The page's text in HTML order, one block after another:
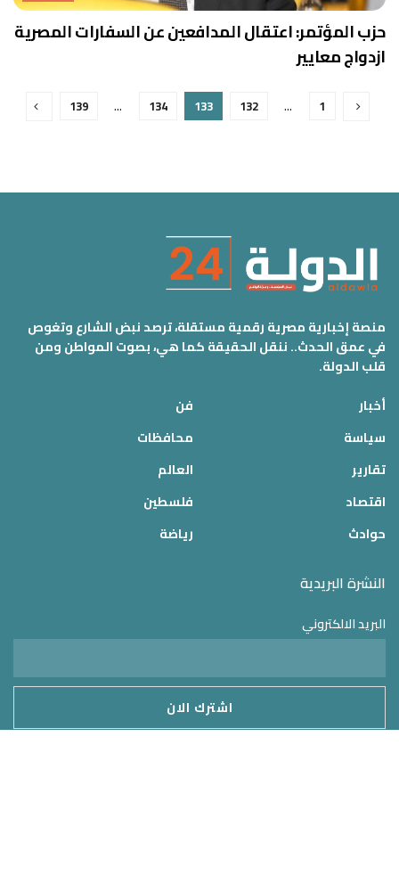
حزب المؤتمر: اعتقال المدافعين عن السفارات المصرية
ازدواج معايير
1
…
132
133
134
…
139
منصة إخبارية مصرية رقمية مستقلة، ترصد نبض الشارع وتغوص
في عمق الحدث.. ننقل الحقيقة كما هي، بصوت المواطن ومن
قلب الدولة.
أخبار
سياسة
تقارير
اقتصاد
حوادث
فن
محافظات
العالم
فلسطين
رياضة
النشرة البريدية
البريد الالكتروني